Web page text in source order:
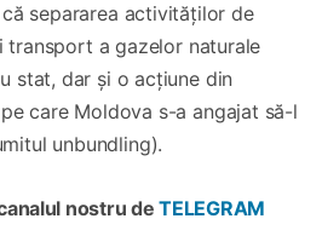
separarea activităților de
transport a gazelor naturale
stat, dar și o acțiune din
care Moldova s-a angajat să-l
unbundling).
nostru deTELEGRAM